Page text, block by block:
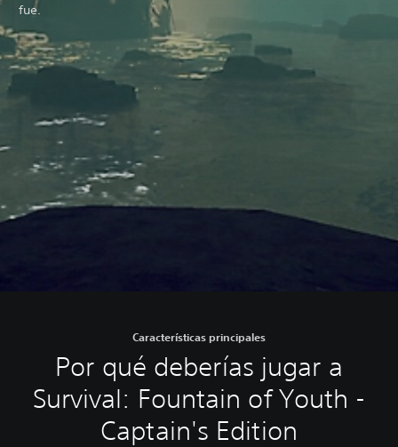
fue.
Características principales
Por qué deberías jugar a
Survival: Fountain of Youth -
Captain's Edition